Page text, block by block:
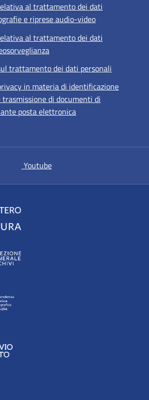
al trattamento dei dati
e riprese audio-video
al trattamento dei dati
trattamento dei dati personali
in materia di identificazione
di documenti di
posta elettronica
si apre in una nuova scheda
Youtubesi apre in una nuova scheda